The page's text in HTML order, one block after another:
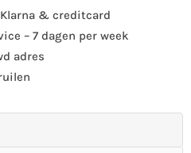
& creditcard
– 7 dagen per week
adres